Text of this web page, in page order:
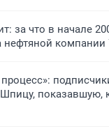
за что в начале
нефтяной
Шпицу, показавшую,